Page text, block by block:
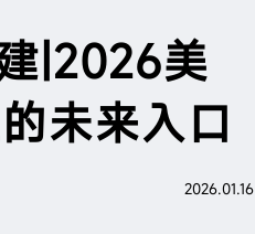
|2026美
未来入口
2026.01.16